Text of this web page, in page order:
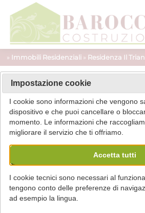
» Immobili Residenziali » Residenza Il
Inizio muratura
Impostazione cookie
I cookie sono informazioni che vengono
dispositivo e che puoi cancellare o
momento. Le informazioni che
migliorare il servizio che ti offriamo.
Accetta tutti
I cookie tecnici sono necessari al
tengono conto delle preferenze di
ad esempio la lingua.